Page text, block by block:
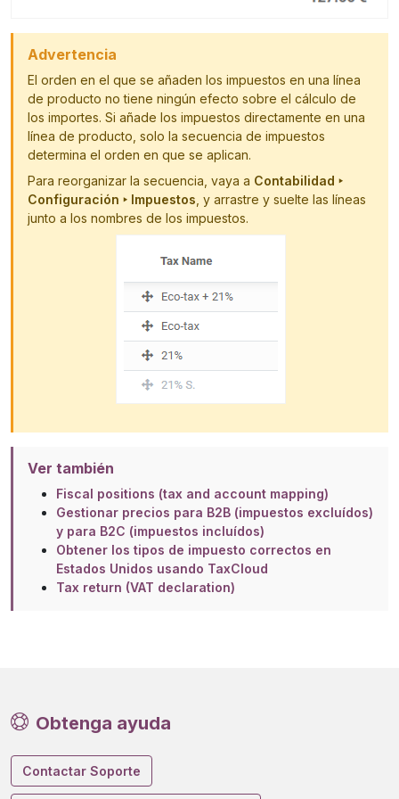
Advertencia
El orden en el que se añaden los impuestos en una línea
de producto no tiene ningún efecto sobre el cálculo de
los importes. Si añade los impuestos directamente en una
línea de producto, solo la secuencia de impuestos
determina el orden en que se aplican.
Para reorganizar la secuencia, vaya a Contabilidad ‣
Configuración ‣ Impuestos , y arrastre y suelte las líneas
junto a los nombres de los impuestos.
Ver también
Fiscal positions (tax and account mapping)
Gestionar precios para B2B (impuestos excluídos)
y para B2C (impuestos incluídos)
Obtener los tipos de impuesto correctos en
Estados Unidos usando TaxCloud
Tax return (VAT declaration)
Obtenga ayuda
Contactar Soporte